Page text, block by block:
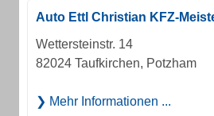
Auto Ettl Christian KFZ-
Wettersteinstr. 14
82024 Taufkirchen, Potzham
Mehr Informationen ...